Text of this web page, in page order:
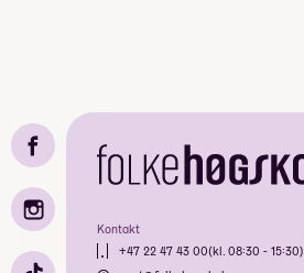
Kontakt
+47 22 47 43 00(kl. 08:30 - 15:30)